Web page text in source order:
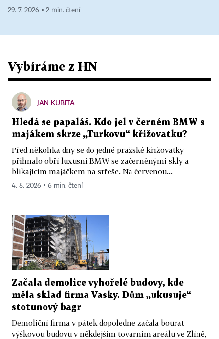
29. 7. 2026 ▪ 2 min. čtení
Vybíráme z HN
JAN KUBITA
Hledá se papaláš. Kdo jel v černém BMW s
majákem skrze „Turkovu“ křižovatku?
Před několika dny se do jedné pražské křižovatky
přihnalo obří luxusní BMW se začerněnými skly a
blikajícím majáčkem na střeše. Na červenou...
4. 8. 2026 ▪ 6 min. čtení
Začala demolice vyhořelé budovy, kde
měla sklad firma Vasky. Dům „ukusuje“
stotunový bagr
Demoliční firma v pátek dopoledne začala bourat
výškovou budovu v někdejším továrním areálu ve Zlíně,